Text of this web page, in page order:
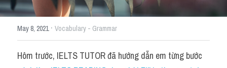
Từ vựng theo topic
Từ vựng theo Topic
Vocabulary - Grammar
May 8, 2021· Vocabulary - Grammar